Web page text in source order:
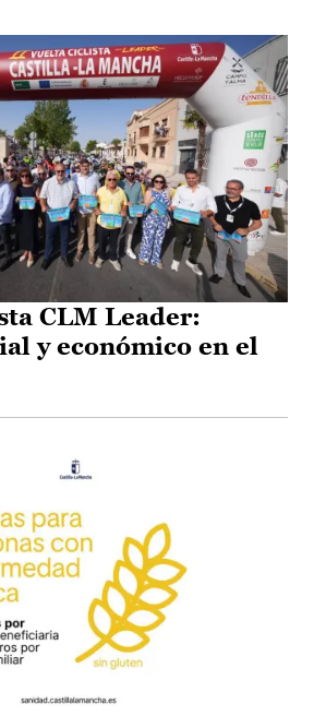
CLM Leader:
y económico en el